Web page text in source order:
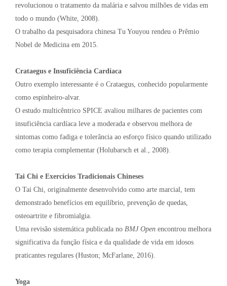
revolucionou o tratamento da malária e salvou milhões de vidas em
todo o mundo (White, 2008).
O trabalho da pesquisadora chinesa Tu Youyou rendeu o Prêmio
Nobel de Medicina em 2015.
Crataegus e Insuficiência Cardíaca
Outro exemplo interessante é o Crataegus, conhecido popularmente
como espinheiro-alvar.
O estudo multicêntrico SPICE avaliou milhares de pacientes com
insuficiência cardíaca leve a moderada e observou melhora de
sintomas como fadiga e tolerância ao esforço físico quando utilizado
como terapia complementar (Holubarsch et al., 2008).
Tai Chi e Exercícios Tradicionais Chineses
O Tai Chi, originalmente desenvolvido como arte marcial, tem
demonstrado benefícios em equilíbrio, prevenção de quedas,
osteoartrite e fibromialgia.
Uma revisão sistemática publicada no BMJ Open encontrou melhora
significativa da função física e da qualidade de vida em idosos
praticantes regulares (Huston; McFarlane, 2016).
Yoga